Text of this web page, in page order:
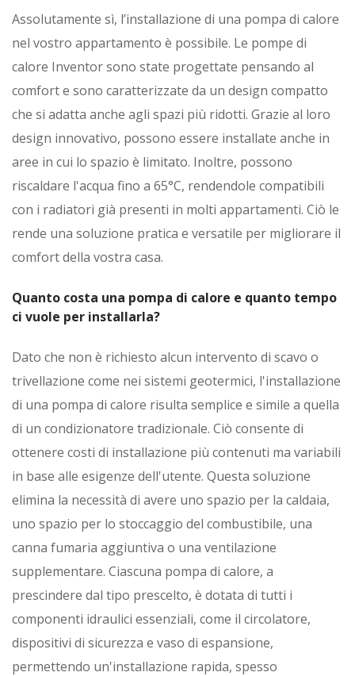
Assolutamente sì, l’installazione di una pompa di calore
nel vostro appartamento è possibile. Le pompe di
calore Inventor sono state progettate pensando al
comfort e sono caratterizzate da un design compatto
che si adatta anche agli spazi più ridotti. Grazie al loro
design innovativo, possono essere installate anche in
aree in cui lo spazio è limitato. Inoltre, possono
riscaldare l'acqua fino a 65°C, rendendole compatibili
con i radiatori già presenti in molti appartamenti. Ciò le
rende una soluzione pratica e versatile per migliorare il
comfort della vostra casa.
Quanto costa una pompa di calore e quanto tempo
ci vuole per installarla?
Dato che non è richiesto alcun intervento di scavo o
trivellazione come nei sistemi geotermici, l'installazione
di una pompa di calore risulta semplice e simile a quella
di un condizionatore tradizionale. Ciò consente di
ottenere costi di installazione più contenuti ma variabili
in base alle esigenze dell'utente. Questa soluzione
elimina la necessità di avere uno spazio per la caldaia,
uno spazio per lo stoccaggio del combustibile, una
canna fumaria aggiuntiva o una ventilazione
supplementare. Ciascuna pompa di calore, a
prescindere dal tipo prescelto, è dotata di tutti i
componenti idraulici essenziali, come il circolatore,
dispositivi di sicurezza e vaso di espansione,
permettendo un'installazione rapida, spesso